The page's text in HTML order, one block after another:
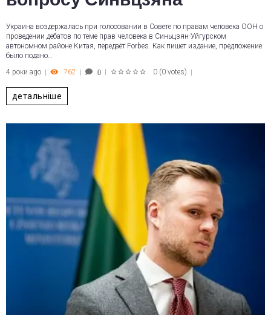
Украина воздержалась при голосовании в Совете по правам человека ООН о
проведении дебатов по теме прав человека в Синьцзян-Уйгурском
автономном районе Китая, передаёт Forbes. Как пишет издание, предложение
было подано…
4 роки ago
762 0 0 (0 votes)
детальніше